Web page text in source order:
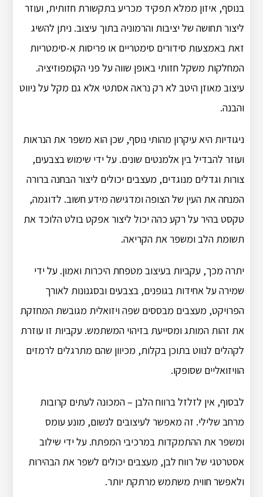
בנוסף, איזון ממלא תפקיד מכריע בתקשורת חזותית, ועוזר
ליצור תחושה של יציבות והרמוניה בתוך עיצוב. ניתן להשיג
זאת באמצעות סידורים סימטריים או פריסות א-סימטריות
המחלקות משקל חזותי באופן שווה על פני הקומפוזיציה.
עיצוב מאוזן היטב לא רק נראה אסתטי אלא גם מקל על ניווט
והבנה.
ניגודיות היא עיקרון מהותי נוסף, שכן הוא משפר את הנראות
ועוזר להבדיל בין אלמנטים שונים. על ידי שימוש בצבעים,
צורות וגדלים מנוגדים, מעצבים יכולים ליצור הבחנה ברורה
המנחה את העין של הצופה ומדגישה מידע חשוב. לדוגמה,
טקסט בהיר על רקע כהה יכול ליצור אפקט בולט הלוכד את
תשומת הלב ומשפר את הקריאה.
יתרה מכך, עקביות בעיצוב מטפחת היכרות ואמון. על ידי
שמירה על אחידות בגופנים, בצבעים ובסגנונות לאורך
הפרויקט, מעצבים מבססים שפה ויזואלית מגובשת המחזקת
את זהות המותג ומסייעת בזיהוי המשתמש. עקביות זו עוזרת
לקהלים לנווט בתוכן בקלות, מכיוון שהם מתרגלים לרמזים
הוויזואליים שסופקו.
לבסוף, אין לזלזל ברווח הלבן – המכונה לעתים קרובות
מרחב שלילי. זה מאפשר לעיצובים לנשום, מונע עומס
ומשפר את ההתמקדות במרכיבי המפתח. על ידי שילוב
אסטרטגי של רווח לבן, מעצבים יכולים לשפר את הבהירות
ולאפשר חווית משתמש מרתקת יותר.